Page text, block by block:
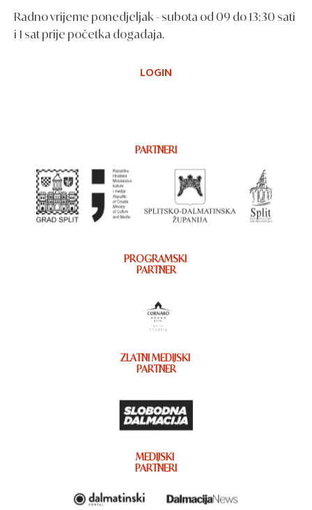
Radno vrijeme ponedjeljak - subota od 09 do 13:30 sati
i 1 sat prije početka događaja.
LOGIN
PARTNERI
PROGRAMSKI
PARTNER
ZLATNI MEDIJSKI
PARTNER
MEDIJSKI
PARTNERI